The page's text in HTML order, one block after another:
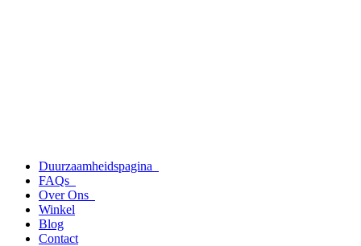
Duurzaamheidspagina
FAQs
Over Ons
Winkel
Blog
Contact